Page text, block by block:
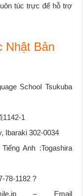
túc trực để hỗ trợ
Nhật Bản
School Tsukuba
1142-1
Ibaraki 302-0034
Anh :Togashira
78-1182 ?
smile.jp – Email